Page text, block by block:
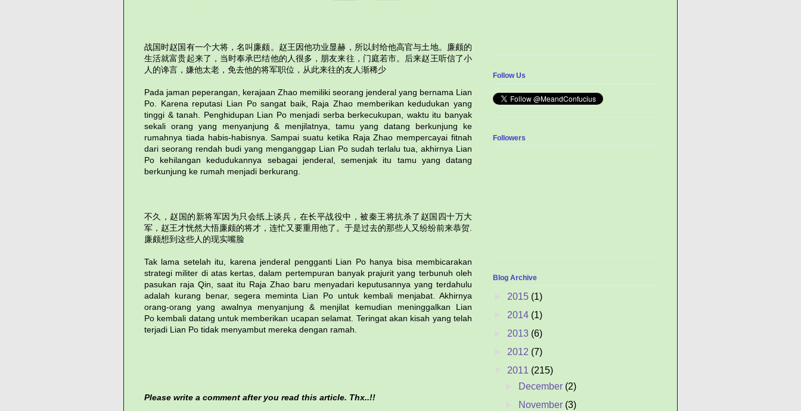
战国时赵国有一个大将，名叫廉颇。赵王因他功业显赫，所以封给他高官与土地。廉颇的
生活就富贵起来了，当时奉承巴结他的人很多，朋友来往，门庭若市。后来赵王听信了小
人的谗言，嫌他太老，免去他的将军职位，从此来往的友人渐稀少
Pada jaman peperangan, kerajaan Zhao memiliki seorang jenderal yang bernama Lian
Po. Karena reputasi Lian Po sangat baik, Raja Zhao memberikan kedudukan yang
tinggi & tanah. Penghidupan Lian Po menjadi serba berkecukupan, waktu itu banyak
sekali orang yang menyanjung & menjilatnya, tamu yang datang berkunjung ke
rumahnya tiada habis-habisnya. Sampai suatu ketika Raja Zhao mempercayai fitnah
dari seorang rendah budi yang menganggap Lian Po sudah terlalu tua, akhirnya Lian
Po kehilangan kedudukannya sebagai jenderal, semenjak itu tamu yang datang
berkunjung ke rumah menjadi berkurang.
不久，赵国的新将军因为只会纸上谈兵，在长平战役中，被秦王将抗杀了赵国四十万大
军，赵王才恍然大悟廉颇的将才，连忙又要重用他了。于是过去的那些人又纷纷前来恭贺.
廉颇想到这些人的现实嘴脸
Tak lama setelah itu, karena jenderal pengganti Lian Po hanya bisa membicarakan
strategi militer di atas kertas, dalam pertempuran banyak prajurit yang terbunuh oleh
pasukan raja Qin, saat itu Raja Zhao baru menyadari keputusannya yang terdahulu
adalah kurang benar, segera meminta Lian Po untuk kembali menjabat. Akhirnya
orang-orang yang awalnya menyanjung & menjilat kemudian meninggalkan Lian
Po kembali datang untuk memberikan ucapan selamat. Teringat akan kisah yang telah
terjadi Lian Po tidak menyambut mereka dengan ramah.
Please write a comment after you read this article. Thx..!!
Follow Us
Followers
Blog Archive
2015 (1)
2014 (1)
2013 (6)
2012 (7)
2011 (215)
December (2)
November (3)